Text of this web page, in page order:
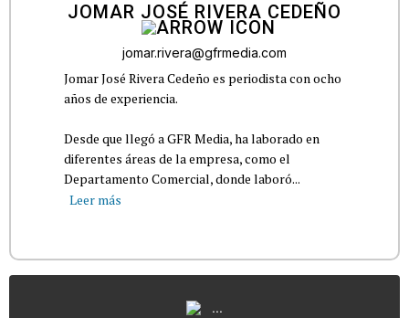
JOMAR JOSÉ RIVERA CEDEÑO
jomar.rivera@gfrmedia.com
Jomar José Rivera Cedeño es periodista con ocho
años de experiencia.
Desde que llegó a GFR Media, ha laborado en
diferentes áreas de la empresa, como el
Departamento Comercial, donde laboró...
Leer más
...